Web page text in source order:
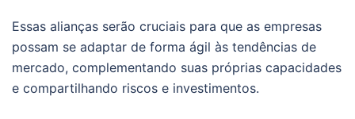
Essas alianças serão cruciais para que as empresas
possam se adaptar de forma ágil às tendências de
mercado, complementando suas próprias capacidades
e compartilhando riscos e investimentos.